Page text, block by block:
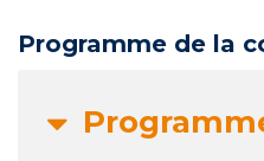
Programme de la